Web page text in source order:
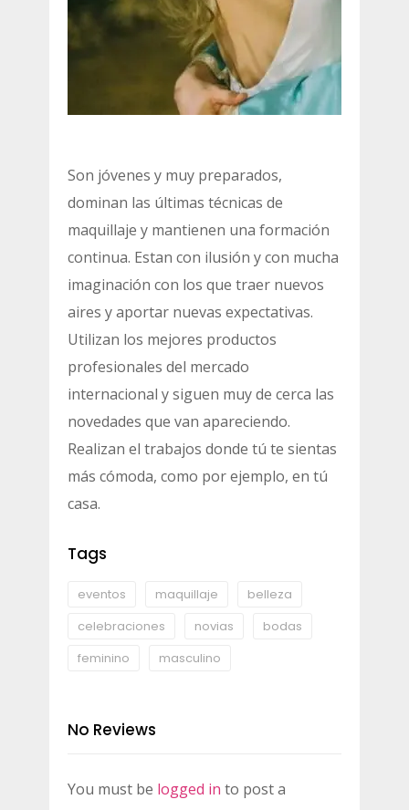
Son jóvenes y muy preparados,
dominan las últimas técnicas de
maquillaje y mantienen una formación
continua. Estan con ilusión y con mucha
imaginación con los que traer nuevos
aires y aportar nuevas expectativas.
Utilizan los mejores productos
profesionales del mercado
internacional y siguen muy de cerca las
novedades que van apareciendo.
Realizan el trabajos donde tú te sientas
más cómoda, como por ejemplo, en tú
casa.
Tags
eventos maquillaje
belleza
celebraciones
novias
bodas
feminino
masculino
No Reviews
You must be logged in to post a